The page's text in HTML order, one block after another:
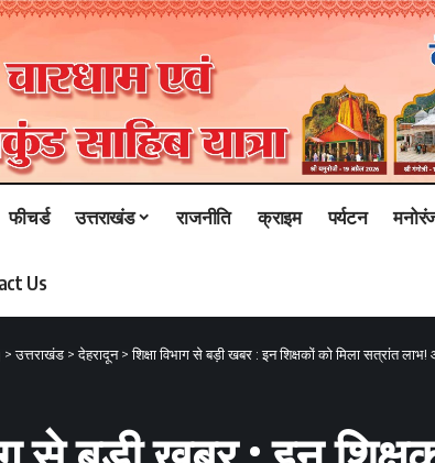
फीचर्ड उत्तराखंड राजनीति क्राइम पर्यटन
Us
>उत्तराखंड >देहरादून>शिक्षा विभाग से बड़ी खबर : इन शिक्षकों को मिला सत्रांत